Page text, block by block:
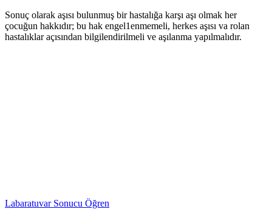
Sonuç olarak aşısı bulunmuş bir hastalığa karşı aşı olmak her
çocuğun hakkıdır; bu hak engel1enmemeli, herkes aşısı va rolan
hastalıklar açısından bilgilendirilmeli ve aşılanma yapılmalıdır.
Labaratuvar Sonucu Öğren